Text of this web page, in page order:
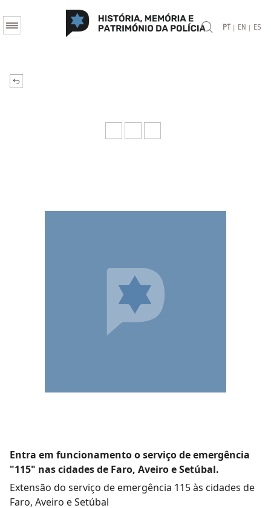
PT | EN | ES
Entra em funcionamento o serviço de emergência
"115" nas cidades de Faro, Aveiro e Setúbal.
Extensão do serviço de emergência 115 às cidades de
Faro, Aveiro e Setúbal